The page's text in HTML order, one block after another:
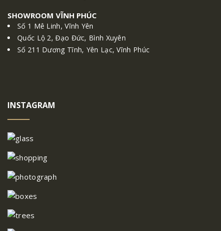
SHOWROOM VĨNH PHÚC
Số 1 Mê Linh, Vĩnh Yên
Quốc Lộ 2, Đạo Đức, Bình Xuyên
Số 211 Dương Tĩnh, Yên Lạc, Vĩnh Phúc
INSTAGRAM